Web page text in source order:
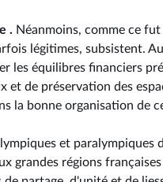
. Néanmoins, comme ce
légitimes, subsistent.
les équilibres financiers
et de préservation des
la bonne organisation de
et
grandes régions